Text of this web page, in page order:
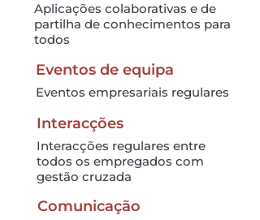
Aplicações colaborativas e de
partilha de conhecimentos para
todos
Eventos de equipa
Eventos empresariais regulares
Interacções
Interacções regulares entre
todos os empregados com
gestão cruzada
Comunicação